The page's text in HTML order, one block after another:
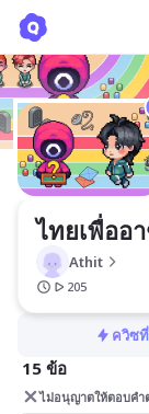
ไทยเพื่ออ
Athit
205
ควิซ
15 ข้อ
ไม่อนุญาตให้ตอบคำ